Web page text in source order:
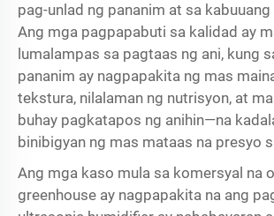
pag-unlad ng pananim at sa
Ang mga pagpapabuti sa kalidad ay
lumalampas sa pagtaas ng ani, kung
pananim ay nagpapakita ng mas
tekstura, nilalaman ng nutrisyon, at
buhay pagkatapos ng anihin—na
binibigyan ng mas mataas na presyo
Ang mga kaso mula sa komersyal na
greenhouse ay nagpapakita na ang